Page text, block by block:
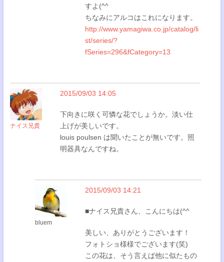
すよ(^^
ちなみにアルコはこれになります。
http://www.yamagiwa.co.jp/catalog/li
st/series/?
fSeries=296&fCategory=13
ナイス兄貴
2015/09/03 14:05
下向きに咲く可憐な花でしょうか。淡い仕
上げが美しいです。
louis poulsen は聞いたことが無いです。照
明器具なんですね。
bluem
2015/09/03 14:21
■ナイス兄貴さん、こんにちは(^^
美しい、ありがとうございます！
フォトショ様様でございます(笑)
この花は、そう言えば他に似たもの